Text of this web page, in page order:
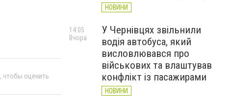
, чтобы оценить
НОВИНИ
У Чернівцях звільнили
водія автобуса, який
висловлювався про
військових та влаштував
конфлікт із пасажирами
НОВИНИ
14:05
Вчора